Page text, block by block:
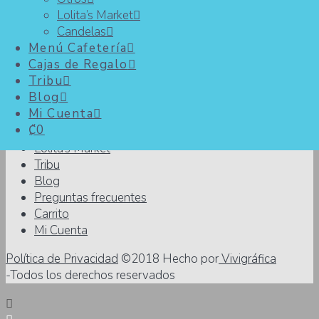
Lolita’s Market
Candelas
Menú Cafetería
Cajas de Regalo
Tribu
Blog
Mi Cuenta
₡0
Porción 1 porción (Rinde 8 porciones): 2
carbohidrato y 3 grasas
Facebook YouTube Instagram
Inicio
Productos
Menú Cafetería
Cajas de Regalo
Lolita’s Market
Tribu
Blog
Preguntas frecuentes
Carrito
Mi Cuenta
Política de Privacidad ©2018 Hecho porVivigráfica
-Todos los derechos reservados